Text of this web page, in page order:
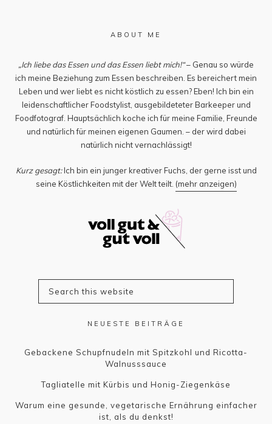
ABOUT ME
„Ich liebe das Essen und das Essen liebt mich!“– Genau so würde
ich meine Beziehung zum Essen beschreiben. Es bereichert mein
Leben und wer liebt es nicht köstlich zu essen? Eben! Ich bin ein
leidenschaftlicher Foodstylist, ausgebildeteter Barkeeper und
Foodfotograf. Hauptsächlich koche ich für meine Familie, Freunde
und natürlich für meinen eigenen Gaumen. – der wird dabei
natürlich nicht vernachlässigt!
Kurz gesagt:Ich bin ein junger kreativer Fuchs, der gerne isst und
seine Köstlichkeiten mit der Welt teilt. (mehr anzeigen)
NEUESTE BEITRÄGE
Gebackene Schupfnudeln mit Spitzkohl und Ricotta-
Walnusssauce
Tagliatelle mit Kürbis und Honig-Ziegenkäse
Warum eine gesunde, vegetarische Ernährung einfacher
ist, als du denkst!